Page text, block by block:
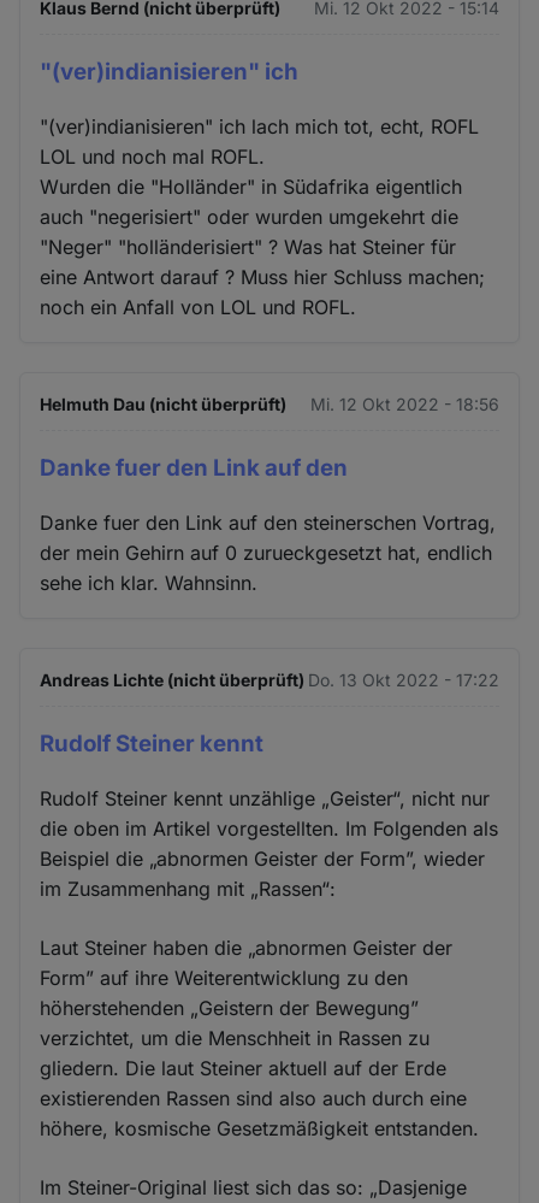
Klaus Bernd (nicht überprüft) Mi. 12 Okt 2022 - 15:14
"(ver)indianisieren" ich
"(ver)indianisieren" ich lach mich tot, echt, ROFL
LOL und noch mal ROFL.
Wurden die "Holländer" in Südafrika eigentlich
auch "negerisiert" oder wurden umgekehrt die
"Neger" "holländerisiert" ? Was hat Steiner für
eine Antwort darauf ? Muss hier Schluss machen;
noch ein Anfall von LOL und ROFL.
Helmuth Dau (nicht überprüft) Mi. 12 Okt 2022 - 18:56
Danke fuer den Link auf den
Danke fuer den Link auf den steinerschen Vortrag,
der mein Gehirn auf 0 zurueckgesetzt hat, endlich
sehe ich klar. Wahnsinn.
Andreas Lichte (nicht überprüft) Do. 13 Okt 2022 - 17:22
Rudolf Steiner kennt
Rudolf Steiner kennt unzählige „Geister“, nicht nur
die oben im Artikel vorgestellten. Im Folgenden als
Beispiel die „abnormen Geister der Form”, wieder
im Zusammenhang mit „Rassen“:
Laut Steiner haben die „abnormen Geister der
Form” auf ihre Weiterentwicklung zu den
höherstehenden „Geistern der Bewegung”
verzichtet, um die Menschheit in Rassen zu
gliedern. Die laut Steiner aktuell auf der Erde
existierenden Rassen sind also auch durch eine
höhere, kosmische Gesetzmäßigkeit entstanden.
Im Steiner-Original liest sich das so: „Dasjenige